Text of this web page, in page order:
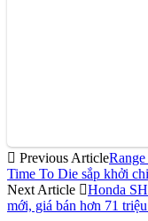
Previous Article
Time To Die sắp khởi
Next Article
Honda
mới, giá bán hơn 71